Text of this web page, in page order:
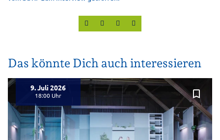
Das könnte Dich auch interessieren
bookmark_border
9. Juli 2026
18:00